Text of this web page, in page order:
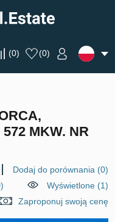
(0) (0)
MKW. NR
Dodaj do porównania (0)
)
Wyświetlone (1)
Zaproponuj swoją cenę